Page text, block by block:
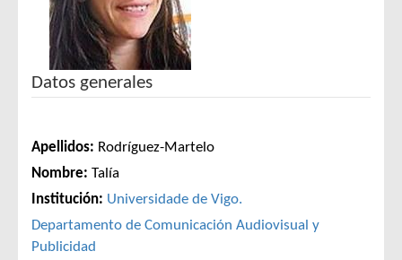
Datos generales
Apellidos: Rodríguez-Martelo
Nombre: Talía
Institución: Universidade de Vigo.
Departamento de Comunicación Audiovisual y
Publicidad